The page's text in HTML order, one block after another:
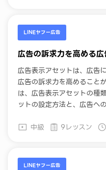
LINEヤフー広告
広告の訴求力を高める
広告表示アセットは、広告
広告の訴求力を高めること
は、広告表示アセットの種
ットの設定方法と、広告へ
を工夫したい方におすすめ
中級 9レッスン
LINEヤフー広告